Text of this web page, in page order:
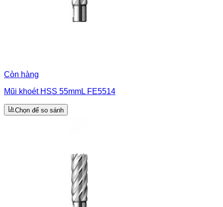
Còn hàng
Mũi khoét HSS 55mmL FE5514
Chọn để so sánh